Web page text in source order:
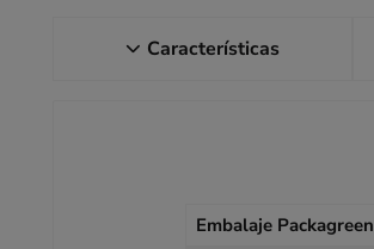
Características
Embalaje Packagreen